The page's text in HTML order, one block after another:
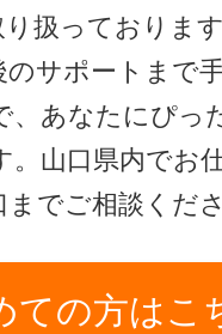
扱っておりま
のサポートまで
、あなたにぴっ
。山口県内でお
でご相談くだ
ての方はこ